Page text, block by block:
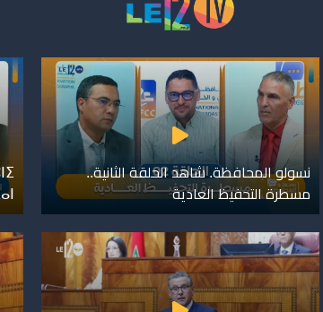
نسولو المحافظة. شاهد الحلقة الثانية..
مسطرة التحفيظ العادية